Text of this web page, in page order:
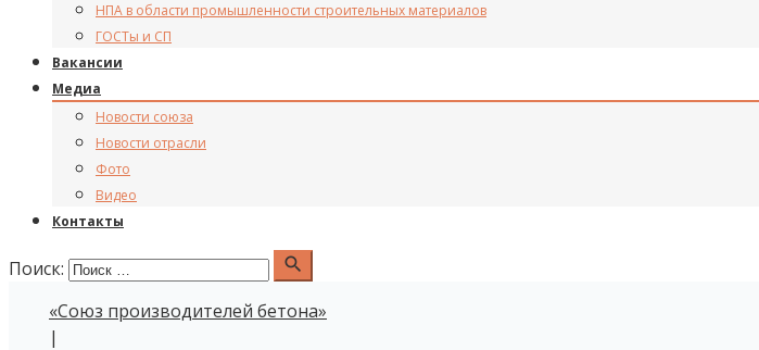
НПА в области промышленности строительных материалов
ГОСТы и СП
Вакансии
Медиа
Новости союза
Новости отрасли
Фото
Видео
Контакты
Поиск: search
«Союз производителей бетона»
|